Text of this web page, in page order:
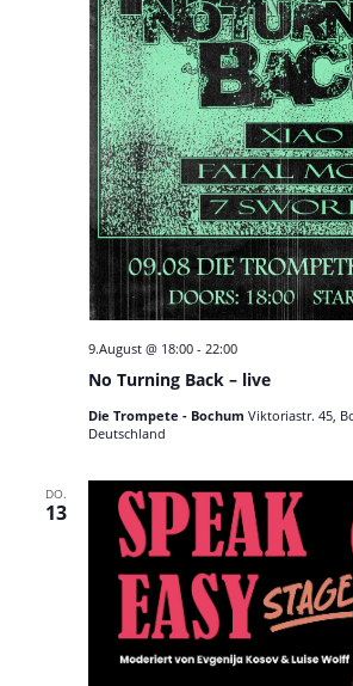
No Turning Back – live
9.August @ 18:00- 22:00
Die Trompete - Bochum Viktoriastr. 45,
Deutschland
DO.
13